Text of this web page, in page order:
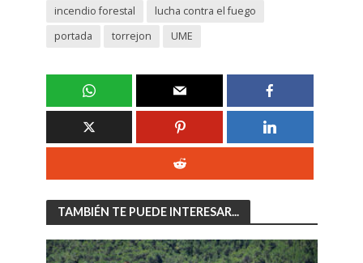
incendio forestal
lucha contra el fuego
portada
torrejon UME
TAMBIÉN TE PUEDE INTERESAR...